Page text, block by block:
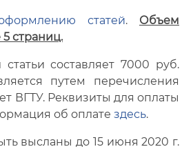
статей. Объем
5 страниц.
составляет 7000 руб.
путем перечисления
ВГТУ. Реквизиты для оплаты
об оплате здесь.
высланы до 15 июня 2020 г.